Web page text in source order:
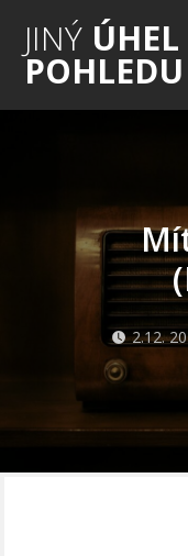
JINÝ ÚHEL
POHLEDU
2.12.